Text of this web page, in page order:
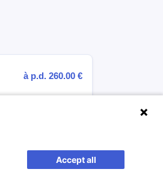
à p.d. 260.00 €
à p.d. 260.00 €
Accept all